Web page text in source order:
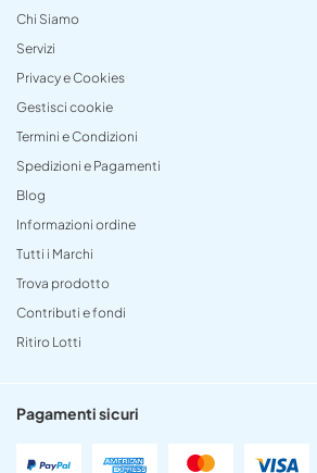
Chi Siamo
Servizi
Privacy e Cookies
Gestisci cookie
Termini e Condizioni
Spedizioni e Pagamenti
Blog
Informazioni ordine
Tutti i Marchi
Trova prodotto
Contributi e fondi
Ritiro Lotti
Pagamenti sicuri